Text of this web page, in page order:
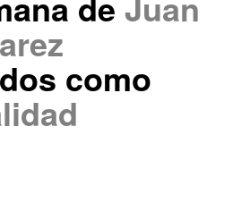
como